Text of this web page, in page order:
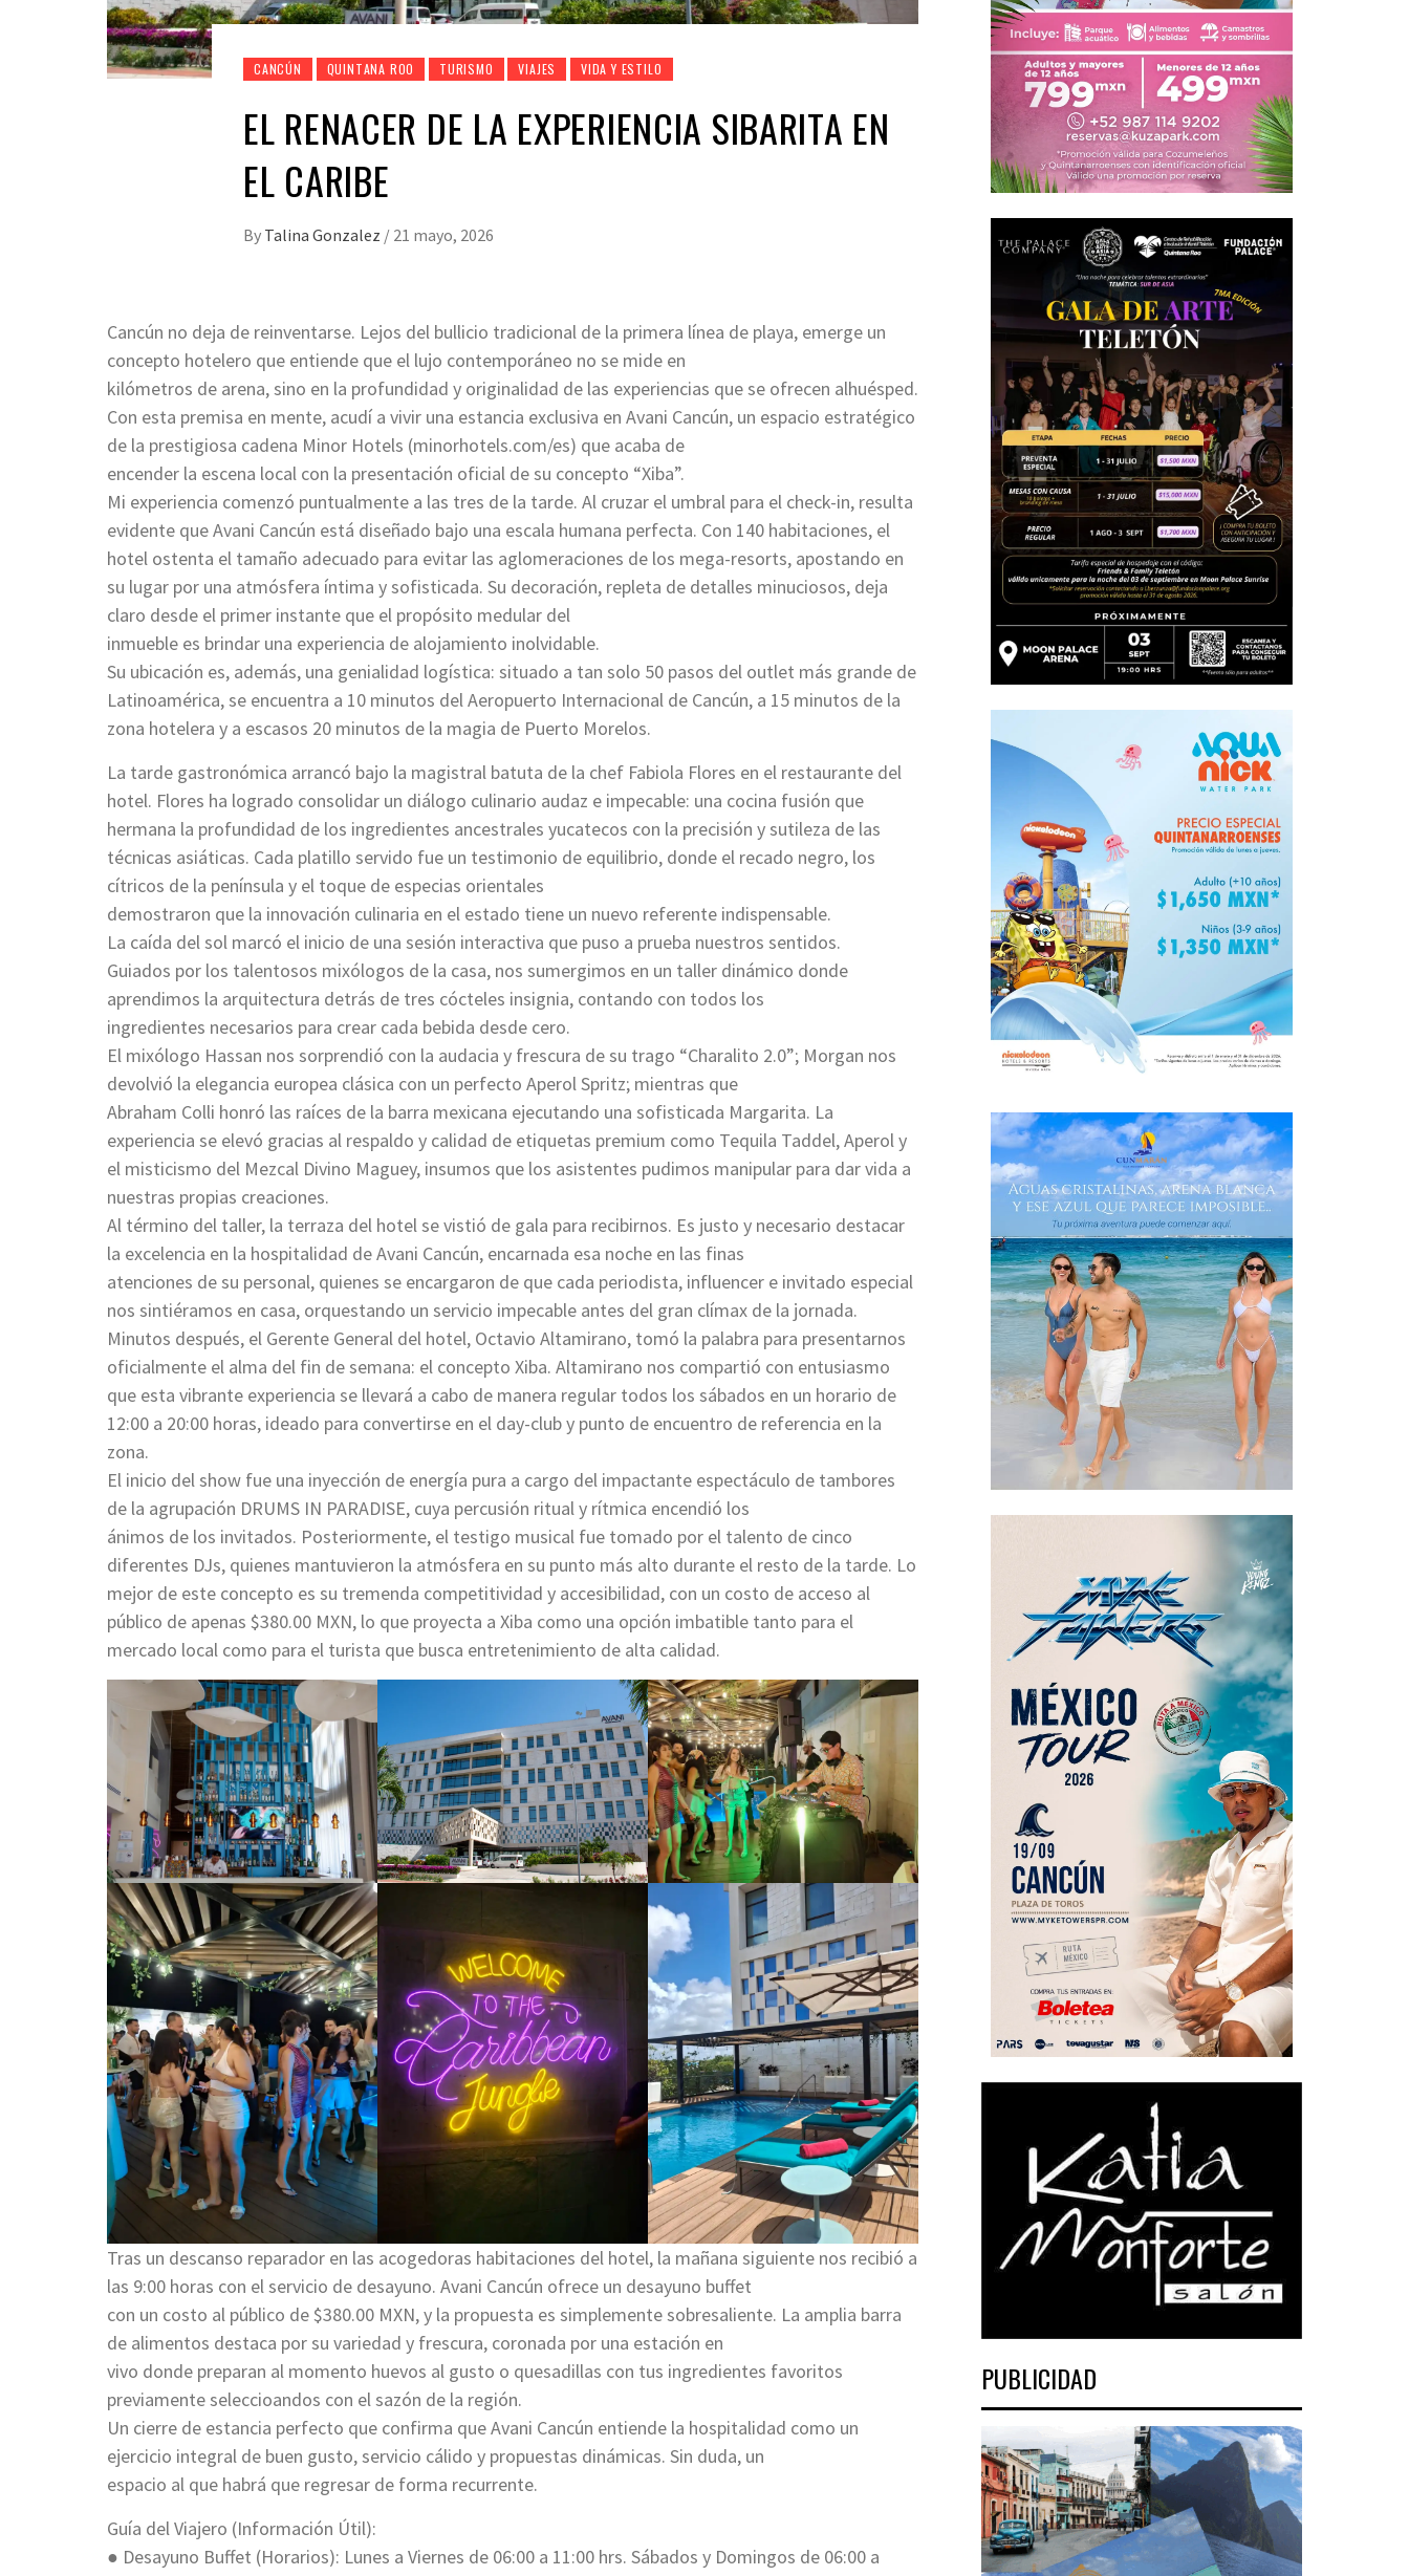
CANCÚN QUINTANA ROO TURISMO VIAJES VIDA Y ESTILO
EL RENACER DE LA EXPERIENCIA SIBARITA EN
EL CARIBE
By Talina Gonzalez / 21 mayo, 2026
Cancún no deja de reinventarse. Lejos del bullicio tradicional de la primera línea de playa, emerge un
concepto hotelero que entiende que el lujo contemporáneo no se mide en
kilómetros de arena, sino en la profundidad y originalidad de las experiencias que se ofrecen alhuésped.
Con esta premisa en mente, acudí a vivir una estancia exclusiva en Avani Cancún, un espacio estratégico
de la prestigiosa cadena Minor Hotels (minorhotels.com/es) que acaba de
encender la escena local con la presentación oficial de su concepto “Xiba”.
Mi experiencia comenzó puntualmente a las tres de la tarde. Al cruzar el umbral para el check-in, resulta
evidente que Avani Cancún está diseñado bajo una escala humana perfecta. Con 140 habitaciones, el
hotel ostenta el tamaño adecuado para evitar las aglomeraciones de los mega-resorts, apostando en
su lugar por una atmósfera íntima y sofisticada. Su decoración, repleta de detalles minuciosos, deja
claro desde el primer instante que el propósito medular del
inmueble es brindar una experiencia de alojamiento inolvidable.
Su ubicación es, además, una genialidad logística: situado a tan solo 50 pasos del outlet más grande de
Latinoamérica, se encuentra a 10 minutos del Aeropuerto Internacional de Cancún, a 15 minutos de la
zona hotelera y a escasos 20 minutos de la magia de Puerto Morelos.
La tarde gastronómica arrancó bajo la magistral batuta de la chef Fabiola Flores en el restaurante del
hotel. Flores ha logrado consolidar un diálogo culinario audaz e impecable: una cocina fusión que
hermana la profundidad de los ingredientes ancestrales yucatecos con la precisión y sutileza de las
técnicas asiáticas. Cada platillo servido fue un testimonio de equilibrio, donde el recado negro, los
cítricos de la península y el toque de especias orientales
demostraron que la innovación culinaria en el estado tiene un nuevo referente indispensable.
La caída del sol marcó el inicio de una sesión interactiva que puso a prueba nuestros sentidos.
Guiados por los talentosos mixólogos de la casa, nos sumergimos en un taller dinámico donde
aprendimos la arquitectura detrás de tres cócteles insignia, contando con todos los
ingredientes necesarios para crear cada bebida desde cero.
El mixólogo Hassan nos sorprendió con la audacia y frescura de su trago “Charalito 2.0”; Morgan nos
devolvió la elegancia europea clásica con un perfecto Aperol Spritz; mientras que
Abraham Colli honró las raíces de la barra mexicana ejecutando una sofisticada Margarita. La
experiencia se elevó gracias al respaldo y calidad de etiquetas premium como Tequila Taddel, Aperol y
el misticismo del Mezcal Divino Maguey, insumos que los asistentes pudimos manipular para dar vida a
nuestras propias creaciones.
Al término del taller, la terraza del hotel se vistió de gala para recibirnos. Es justo y necesario destacar
la excelencia en la hospitalidad de Avani Cancún, encarnada esa noche en las finas
atenciones de su personal, quienes se encargaron de que cada periodista, influencer e invitado especial
nos sintiéramos en casa, orquestando un servicio impecable antes del gran clímax de la jornada.
Minutos después, el Gerente General del hotel, Octavio Altamirano, tomó la palabra para presentarnos
oficialmente el alma del fin de semana: el concepto Xiba. Altamirano nos compartió con entusiasmo
que esta vibrante experiencia se llevará a cabo de manera regular todos los sábados en un horario de
12:00 a 20:00 horas, ideado para convertirse en el day-club y punto de encuentro de referencia en la
zona.
El inicio del show fue una inyección de energía pura a cargo del impactante espectáculo de tambores
de la agrupación DRUMS IN PARADISE, cuya percusión ritual y rítmica encendió los
ánimos de los invitados. Posteriormente, el testigo musical fue tomado por el talento de cinco
diferentes DJs, quienes mantuvieron la atmósfera en su punto más alto durante el resto de la tarde. Lo
mejor de este concepto es su tremenda competitividad y accesibilidad, con un costo de acceso al
público de apenas $380.00 MXN, lo que proyecta a Xiba como una opción imbatible tanto para el
mercado local como para el turista que busca entretenimiento de alta calidad.
Tras un descanso reparador en las acogedoras habitaciones del hotel, la mañana siguiente nos recibió a
las 9:00 horas con el servicio de desayuno. Avani Cancún ofrece un desayuno buffet
con un costo al público de $380.00 MXN, y la propuesta es simplemente sobresaliente. La amplia barra
de alimentos destaca por su variedad y frescura, coronada por una estación en
vivo donde preparan al momento huevos al gusto o quesadillas con tus ingredientes favoritos
previamente seleccioandos con el sazón de la región.
Un cierre de estancia perfecto que confirma que Avani Cancún entiende la hospitalidad como un
ejercicio integral de buen gusto, servicio cálido y propuestas dinámicas. Sin duda, un
espacio al que habrá que regresar de forma recurrente.
Guía del Viajero (Información Útil):
● Desayuno Buffet (Horarios): Lunes a Viernes de 06:00 a 11:00 hrs. Sábados y Domingos de 06:00 a
PUBLICIDAD